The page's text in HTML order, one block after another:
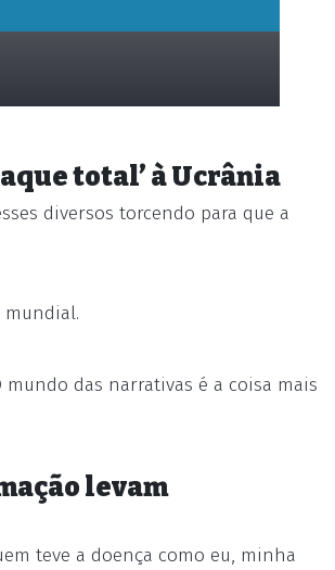
total’ à Ucrânia
diversos torcendo para que a
mundial.
das narrativas é a coisa mais
levam
teve a doença como eu, minha